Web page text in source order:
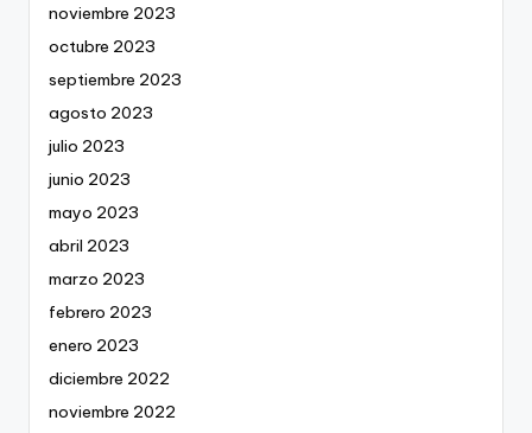
noviembre 2023
octubre 2023
septiembre 2023
agosto 2023
julio 2023
junio 2023
mayo 2023
abril 2023
marzo 2023
febrero 2023
enero 2023
diciembre 2022
noviembre 2022